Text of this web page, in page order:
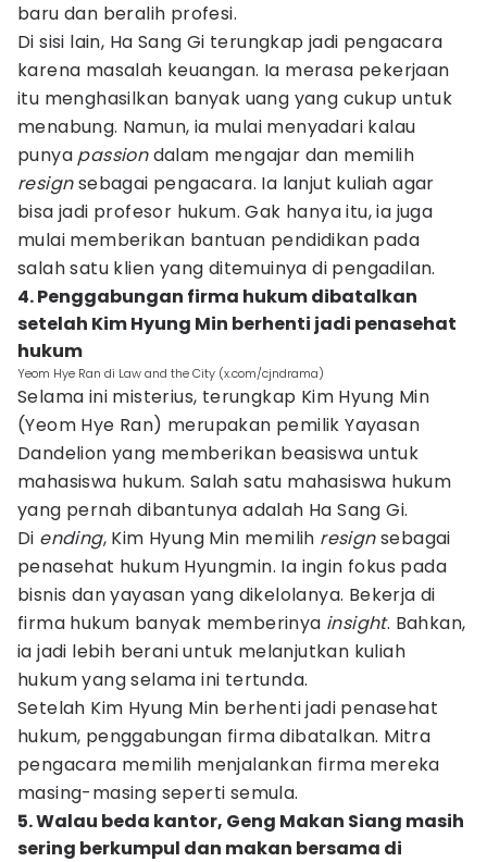
baru dan beralih profesi.
Di sisi lain, Ha Sang Gi terungkap jadi pengacara
karena masalah keuangan. Ia merasa pekerjaan
itu menghasilkan banyak uang yang cukup untuk
menabung. Namun, ia mulai menyadari kalau
punya passiondalam mengajar dan memilih
resignsebagai pengacara. Ia lanjut kuliah agar
bisa jadi profesor hukum. Gak hanya itu, ia juga
mulai memberikan bantuan pendidikan pada
salah satu klien yang ditemuinya di pengadilan.
4. Penggabungan firma hukum dibatalkan
setelah Kim Hyung Min berhenti jadi penasehat
hukum
Yeom Hye Ran di Law and the City (x.com/cjndrama)
Selama ini misterius, terungkap Kim Hyung Min
(Yeom Hye Ran) merupakan pemilik Yayasan
Dandelion yang memberikan beasiswa untuk
mahasiswa hukum. Salah satu mahasiswa hukum
yang pernah dibantunya adalah Ha Sang Gi.
Di ending, Kim Hyung Min memilih resignsebagai
penasehat hukum Hyungmin. Ia ingin fokus pada
bisnis dan yayasan yang dikelolanya. Bekerja di
firma hukum banyak memberinya insight. Bahkan,
ia jadi lebih berani untuk melanjutkan kuliah
hukum yang selama ini tertunda.
Setelah Kim Hyung Min berhenti jadi penasehat
hukum, penggabungan firma dibatalkan. Mitra
pengacara memilih menjalankan firma mereka
masing-masing seperti semula.
5. Walau beda kantor, Geng Makan Siang masih
sering berkumpul dan makan bersama di